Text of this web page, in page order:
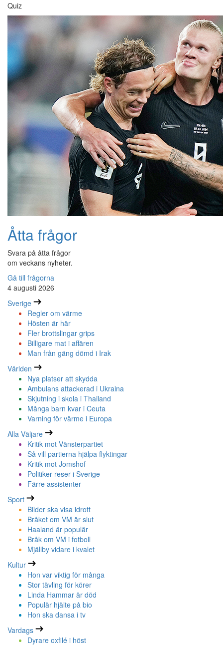
Quiz
Åtta frågor
Svara på åtta frågor
om veckans nyheter.
Gå till frågorna
4 augusti 2026
Sverige
Regler om värme
Hösten är här
Fler brottslingar grips
Billigare mat i affären
Man från gäng dömd i Irak
Världen
Nya platser att skydda
Ambulans attackerad i Ukraina
Skjutning i skola i Thailand
Många barn kvar i Ceuta
Varning för värme i Europa
Alla Väljare
Kritik mot Vänsterpartiet
Så vill partierna hjälpa flyktingar
Kritik mot Jomshof
Politiker reser i Sverige
Färre assistenter
Sport
Bilder ska visa idrott
Bråket om VM är slut
Haaland är populär
Bråk om VM i fotboll
Mjällby vidare i kvalet
Kultur
Hon var viktig för många
Stor tävling för körer
Linda Hammar är död
Populär hjälte på bio
Hon ska dansa i tv
Vardags
Dyrare oxfilé i höst